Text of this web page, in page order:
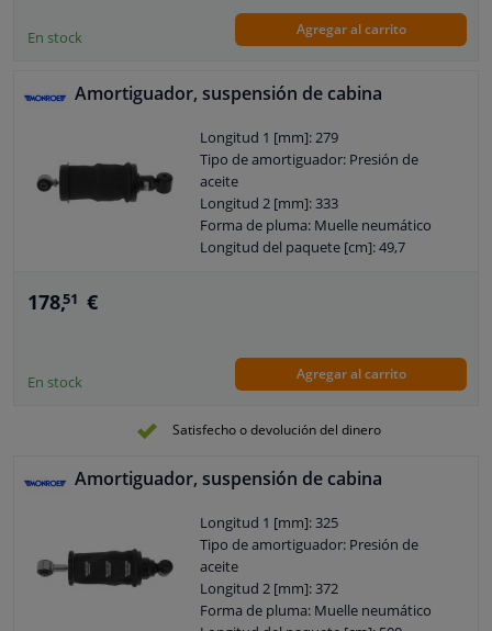
Sistema de amortiguación: 1J_YD128801
Tipo de instalación del amortiguador:
Tipo de montaje del amortiguador: Ojo
Tipo de montaje del amortiguador: Ojo
en la parte inferior
Diámetro de la leva [mm]: 18
Peso [kg]: 3,9
Diámetro del orificio [mm]: 30
En stock Agregar al carrito
Amortiguador, suspensión de cabina
Longitud 1 [mm]: 279
Tipo de amortiguador: Presión de
aceite
Longitud 2 [mm]: 333
Forma de pluma: Muelle neumático
Longitud del paquete [cm]: 49,7
Amortiguador telescópico
Garantía: 2 años
en la parte superior
en la parte inferior
Diámetro de la leva [mm]: 12,4
Diámetro del orificio [mm]: 25,4
178,51 €
En stock Agregar al carrito
Satisfecho o devolución del dinero
Amortiguador, suspensión de cabina
Longitud 1 [mm]: 325
Tipo de amortiguador: Presión de
aceite
Longitud 2 [mm]: 372
Forma de pluma: Muelle neumático